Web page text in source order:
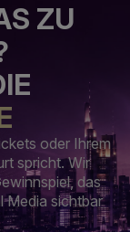
ZU
oder Ihrem
spricht. Wir
das
Media sichtbar